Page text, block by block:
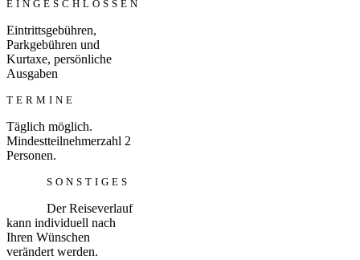
EINGESCHLOSSEN
Eintrittsgebühren,
Parkgebühren und
Kurtaxe, persönliche
Ausgaben
TERMINE
Täglich möglich.
Mindestteilnehmerzahl 2
Personen.
SONSTIGES
Der Reiseverlauf
kann individuell nach
Ihren Wünschen
verändert werden.